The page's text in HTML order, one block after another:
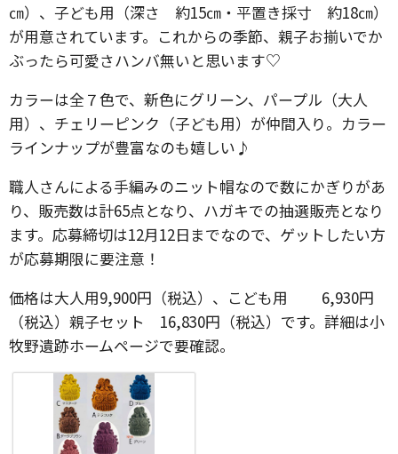
㎝）、子ども用（深さ 約15㎝・平置き採寸 約18㎝）
が用意されています。これからの季節、親子お揃いでか
ぶったら可愛さハンバ無いと思います♡
カラーは全７色で、新色にグリーン、パープル（大人
用）、チェリーピンク（子ども用）が仲間入り。カラー
ラインナップが豊富なのも嬉しい♪
職人さんによる手編みのニット帽なので数にかぎりがあ
り、販売数は計65点となり、ハガキでの抽選販売となり
ます。応募締切は12月12日までなので、ゲットしたい方
が応募期限に要注意！
価格は大人用9,900円（税込）、こども用 6,930円
（税込）親子セット 16,830円（税込）です。詳細は小
牧野遺跡ホームページで要確認。